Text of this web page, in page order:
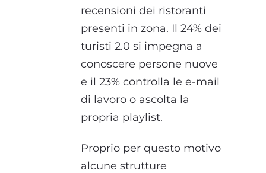
recensioni dei ristoranti
presenti in zona. Il 24% dei
turisti 2.0 si impegna a
conoscere persone nuove
e il 23% controlla le e-mail
di lavoro o ascolta la
propria playlist.
Proprio per questo motivo
alcune strutture